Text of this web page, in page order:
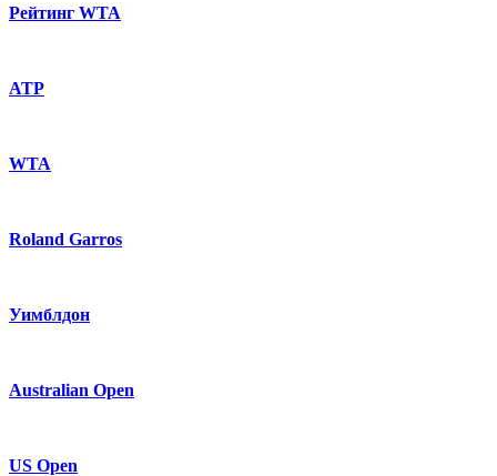
Рейтинг WTA
ATP
WTA
Roland Garros
Уимблдон
Australian Open
US Open